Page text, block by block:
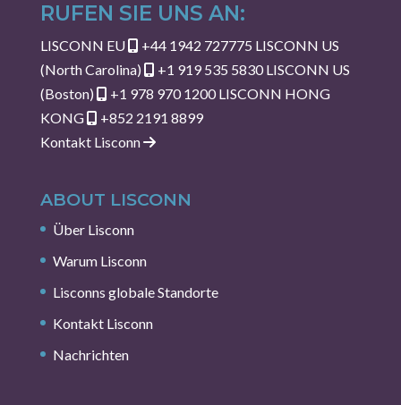
RUFEN SIE UNS AN:
LISCONN EU +44 1942 727775 LISCONN US
(North Carolina)
+1 919 535 5830LISCONN US
(Boston)
+1 978 970 1200LISCONN HONG
KONG
+852 2191 8899
Kontakt Lisconn
ABOUT LISCONN
Über Lisconn
Warum Lisconn
Lisconns globale Standorte
Kontakt Lisconn
Nachrichten